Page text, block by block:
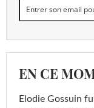
EN CE
Elodie Gossuin